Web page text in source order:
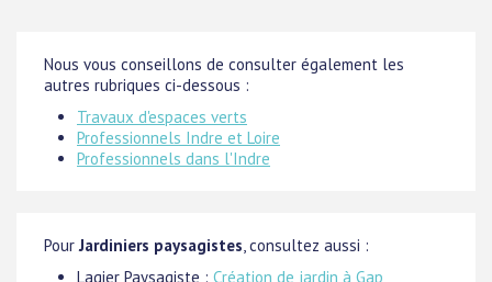
Nous vous conseillons de consulter également les
autres rubriques ci-dessous :
Travaux d'espaces verts
Professionnels Indre et Loire
Professionnels dans l'Indre
PourJardiniers paysagistes, consultez aussi :
Lagier Paysagiste : Création de jardin à Gap